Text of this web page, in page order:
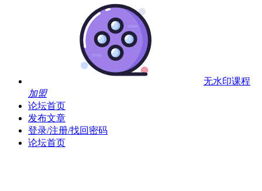
无水印课程
加盟
论坛首页
发布文章
登录/注册/找回密码
论坛首页